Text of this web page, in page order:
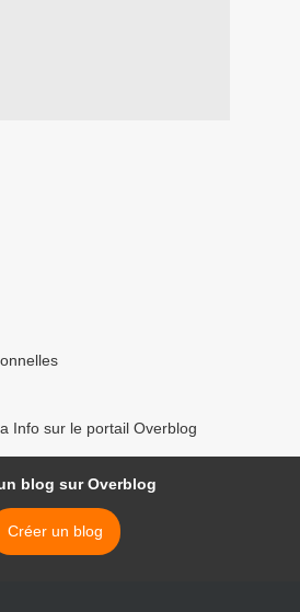
Info sur le portail Overblog
blog sur Overblog
Créer un blog